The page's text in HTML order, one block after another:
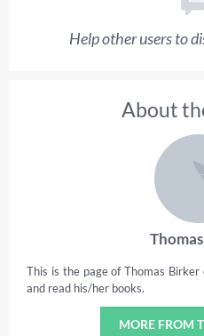
Help other users to
About
This is the page of Thomas
and read his/her books.
MORE FROM